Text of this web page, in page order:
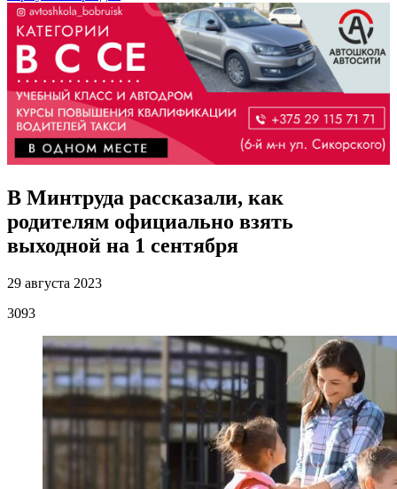
В Минтруда рассказали, как
родителям официально взять
выходной на 1 сентября
29 августа 2023
3093